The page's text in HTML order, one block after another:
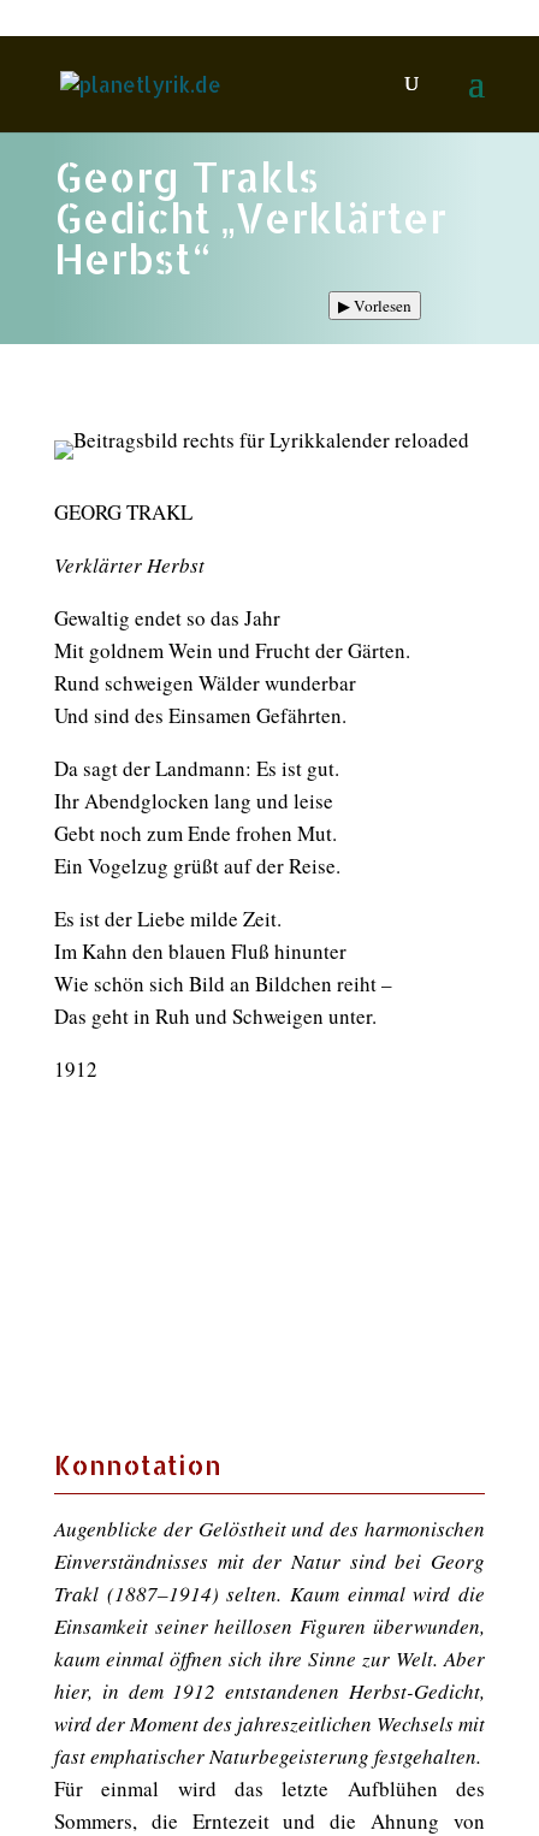
Georg Trakls
Gedicht „Verklärter
Herbst“
▶Vorlesen
GEORG TRAKL
Verklärter Herbst
Gewaltig endet so das Jahr
Mit goldnem Wein und Frucht der Gärten.
Rund schweigen Wälder wunderbar
Und sind des Einsamen Gefährten.
Da sagt der Landmann: Es ist gut.
Ihr Abendglocken lang und leise
Gebt noch zum Ende frohen Mut.
Ein Vogelzug grüßt auf der Reise.
Es ist der Liebe milde Zeit.
Im Kahn den blauen Fluß hinunter
Wie schön sich Bild an Bildchen reiht –
Das geht in Ruh und Schweigen unter.
1912
Konnotation
Augenblicke der Gelöstheit und des harmonischen
Einverständnisses mit der Natur sind bei Georg
Trakl (1887–1914) selten. Kaum einmal wird die
Einsamkeit seiner heillosen Figuren überwunden,
kaum einmal öffnen sich ihre Sinne zur Welt. Aber
hier, in dem 1912 entstandenen Herbst-Gedicht,
wird der Moment des jahreszeitlichen Wechsels mit
fast emphatischer Naturbegeisterung festgehalten.
Für einmal wird das letzte Aufblühen des
Sommers, die Erntezeit und die Ahnung von